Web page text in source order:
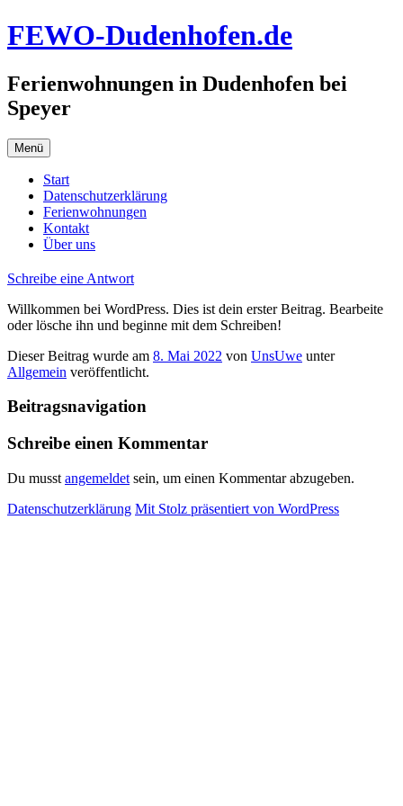
Zum
Inhalt
FEWO-Dudenhofen.de
Ferienwohnungen in Dudenhofen bei
Speyer
Menü
Start
Datenschutzerklärung
Ferienwohnungen
Kontakt
Über uns
Schreibe eine Antwort
Willkommen bei WordPress. Dies ist dein erster Beitrag. Bearbeite
oder lösche ihn und beginne mit dem Schreiben!
Dieser Beitrag wurde am 8. Mai 2022 von UnsUwe unter
Allgemein veröffentlicht.
Beitragsnavigation
Schreibe einen Kommentar
Du musst angemeldet sein, um einen Kommentar abzugeben.
Datenschutzerklärung Mit Stolz präsentiert von WordPress